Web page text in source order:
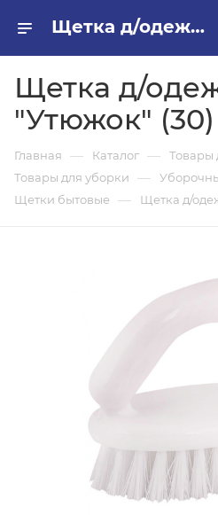
Щетка д/одежды "Утюжок" (30) М898 А в ПИЛОН — купить стройматериалы в интернет-магазине ПИЛОН с доставкой оптом и в розницу
Щетка д/
"Утюжок"
Главная — Каталог — Товары
Товары для уборки —
Щетки бытовые — Щетка д/